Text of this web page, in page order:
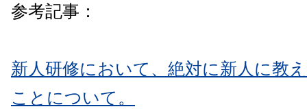
参考記事：
新人研修において、絶対に新人に教
ことについて。